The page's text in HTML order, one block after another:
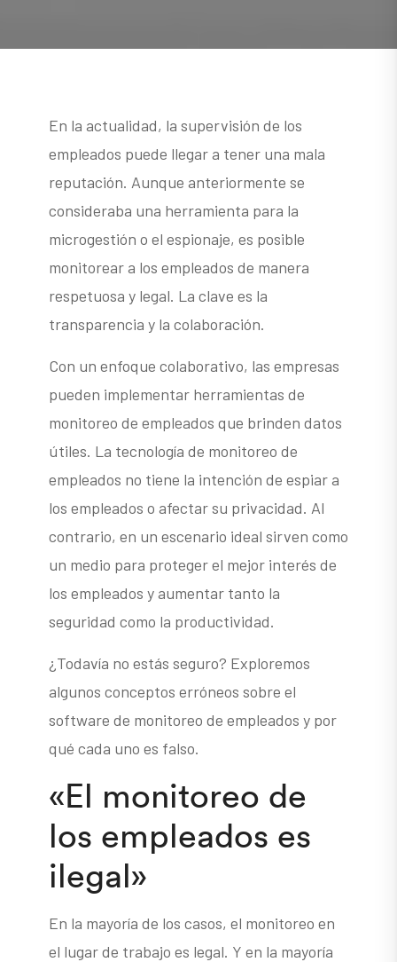
En la actualidad, la supervisión de los
empleados puede llegar a tener una mala
reputación. Aunque anteriormente se
consideraba una herramienta para la
microgestión o el espionaje, es posible
monitorear a los empleados de manera
respetuosa y legal. La clave es la
transparencia y la colaboración.
Con un enfoque colaborativo, las empresas
pueden implementar herramientas de
monitoreo de empleados que brinden datos
útiles. La tecnología de monitoreo de
empleados no tiene la intención de espiar a
los empleados o afectar su privacidad. Al
contrario, en un escenario ideal sirven como
un medio para proteger el mejor interés de
los empleados y aumentar tanto la
seguridad como la productividad.
¿Todavía no estás seguro? Exploremos
algunos conceptos erróneos sobre el
software de monitoreo de empleados y por
qué cada uno es falso.
«El monitoreo de
los empleados es
ilegal»
En la mayoría de los casos, el monitoreo en
el lugar de trabajo es legal. Y en la mayoría